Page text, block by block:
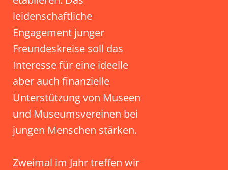
leidenschaftliche
Engagement junger
Freundeskreise soll das
Interesse für eine ideelle
aber auch finanzielle
Unterstützung von Museen
und Museumsvereinen bei
jungen Menschen stärken.
Zweimal im Jahr treffen wir